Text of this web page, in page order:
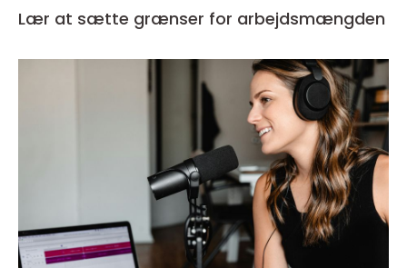
Lær at sætte grænser for arbejdsmængden